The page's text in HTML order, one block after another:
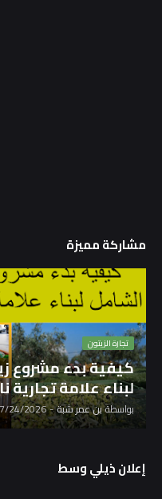
مشاركة مميزة
تجارة الزيتون
كيفية بدء مشروع
لبناء علامة تجارية
بواسطةبن عمر شبة-
7/24/2026
إعلان ذيلي وسط